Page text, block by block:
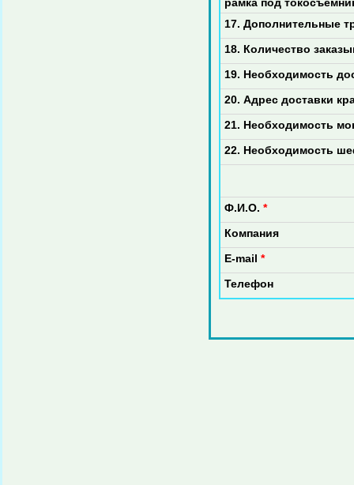
17. Дополнительные
18. Количество
19. Необходимость
20. Адрес доставки
21. Необходимость
22. Необходимость
Ф.И.О. *
Компания
E-mail *
Телефон